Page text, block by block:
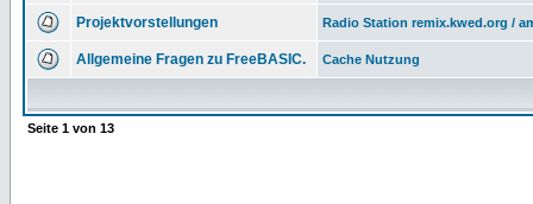
Projektvorstellungen Radio Station remix.kwed.org /
Allgemeine Fragen zu FreeBASIC. Cache Nutzung
Seite 1 von 13